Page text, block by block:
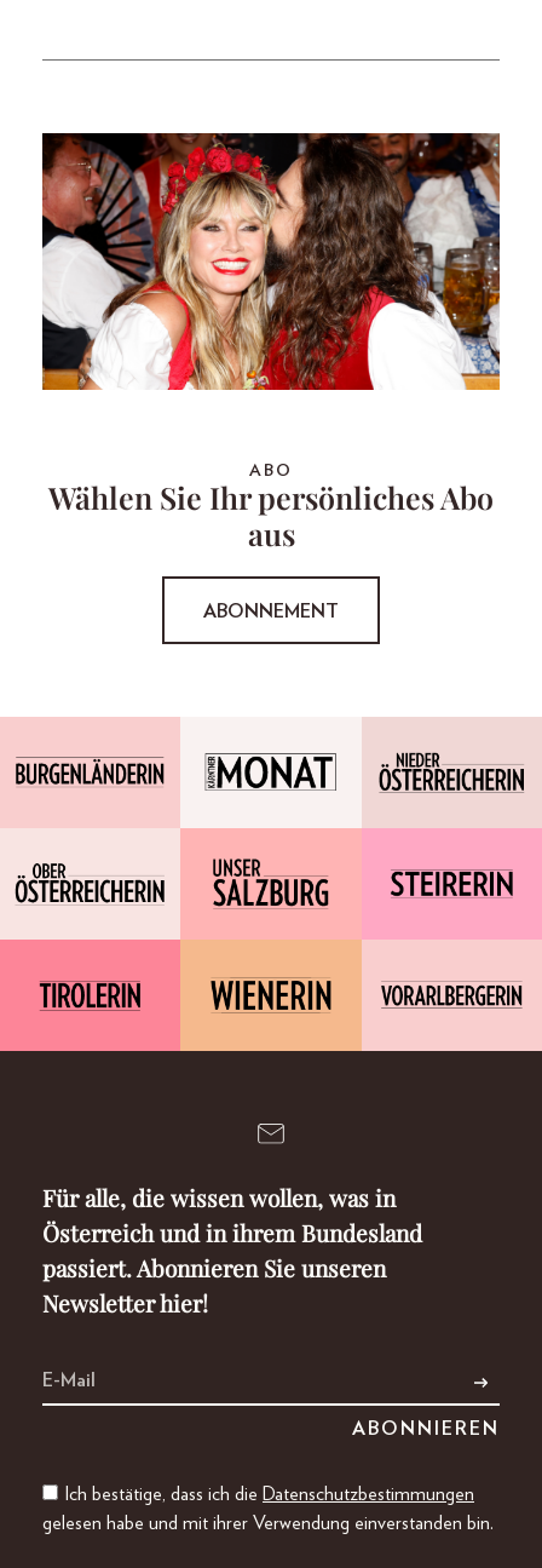
ABO
Wählen Sie Ihr persönliches Abo
aus
ABONNEMENT
Für alle, die wissen wollen, was in
Österreich und in ihrem Bundesland
passiert. Abonnieren Sie unseren
Newsletter hier!
Ich bestätige, dass ich die Datenschutzbestimmungen
gelesen habe und mit ihrer Verwendung einverstanden bin.